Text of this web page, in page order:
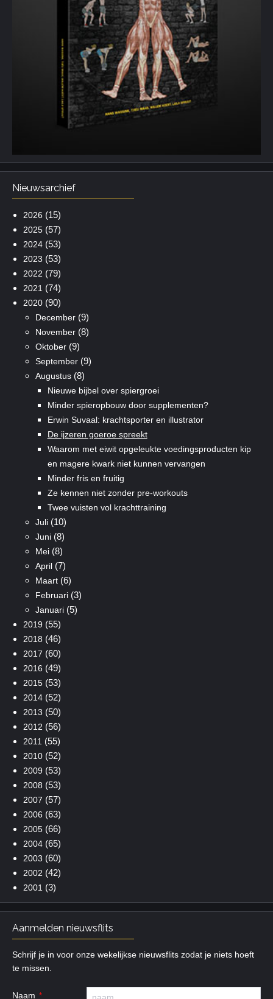
Nieuwsarchief
2026 (15)
2025(57)
2024(53)
2023 (53)
2022 (79)
2021 (74)
2020(90)
December(9)
November(8)
Oktober(9)
September(9)
Augustus(8)
Nieuwe bijbel over spiergroei
Minder spieropbouw door supplementen?
Erwin Suvaal: krachtsporter en illustrator
De ijzeren goeroe spreekt
Waarom met eiwit opgeleukte voedingsproducten kip
en magere kwark niet kunnen vervangen
Minder fris en fruitig
Ze kennen niet zonder pre-workouts
Twee vuisten vol krachttraining
Juli(10)
Juni(8)
Mei(8)
April(7)
Maart(6)
Februari(3)
Januari(5)
2019 (55)
2018 (46)
2017 (60)
2016 (49)
2015(53)
2014(52)
2013 (50)
2012 (56)
2011 (55)
2010(52)
2009 (53)
2008 (53)
2007 (57)
2006 (63)
2005(66)
2004(65)
2003 (60)
2002 (42)
2001 (3)
Aanmelden nieuwsflits
Schrijf je in voor onze wekelijkse nieuwsflits zodat je niets hoeft
te missen.
Naam